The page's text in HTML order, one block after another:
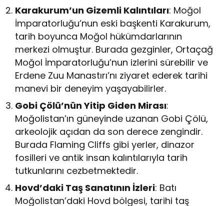
Karakurum’un Gizemli Kalıntıları: Moğol
İmparatorluğu’nun eski başkenti Karakurum,
tarih boyunca Moğol hükümdarlarının
merkezi olmuştur. Burada gezginler, Ortaçağ
Moğol İmparatorluğu’nun izlerini sürebilir ve
Erdene Zuu Manastırı’nı ziyaret ederek tarihi
manevi bir deneyim yaşayabilirler.
Gobi Çölü’nün Yitip Giden Mirası:
Moğolistan’ın güneyinde uzanan Gobi Çölü,
arkeolojik açıdan da son derece zengindir.
Burada Flaming Cliffs gibi yerler, dinazor
fosilleri ve antik insan kalıntılarıyla tarih
tutkunlarını cezbetmektedir.
Hovd’daki Taş Sanatının İzleri: Batı
Moğolistan’daki Hovd bölgesi, tarihi taş